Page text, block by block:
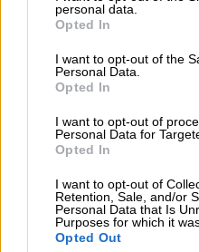
grant or deny consent to
use your data for below
consent section.
personal data.
Opted In
I want to opt-out of the
Personal Data.
Opted In
I want to opt-out of
Personal Data for
Opted In
I want to opt-out of
Retention, Sale, and/or
Personal Data that Is
Purposes for which it
Opted Out
ΔΙΑΒΑΣΤΕ ΕΠΙΣΗΣ
Πολιτική|02.04.2026
Υπό έρευνα
το σκάνδαλο
δικογραφία στη
Πότε θα γίνουν